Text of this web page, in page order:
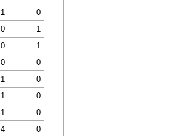
1
0
0
1
0
1
0
0
1
0
1
0
1
0
4
0